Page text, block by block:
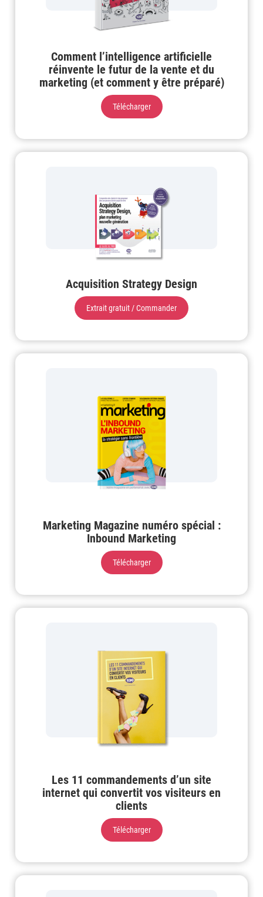
Comment l’intelligence artificielle
réinvente le futur de la vente et du
marketing (et comment y être préparé)
Télécharger
Acquisition Strategy Design
Extrait gratuit / Commander
Marketing Magazine numéro spécial :
Inbound Marketing
Télécharger
Les 11 commandements d’un site
internet qui convertit vos visiteurs en
clients
Télécharger